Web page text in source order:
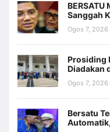
BERSATU
Sanggah
Ogos 7, 2026
Prosiding
Diadakan
Ogos 7, 2026
Bersatu